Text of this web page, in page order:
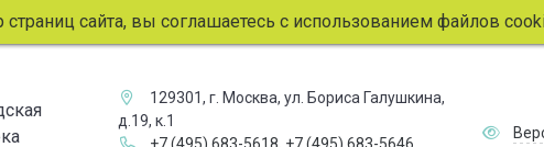
сайта, вы соглашаетесь с использованием файлов cookie.
129301, г. Москва, ул. Бориса Галушкина,
д.19, к.1